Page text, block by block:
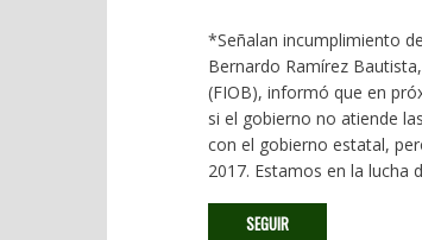
*Señalan incumplimiento
Bernardo Ramírez
(FIOB), informó que en
si el gobierno no atiende
con el gobierno estatal,
2017. Estamos en la lucha
SEGUIR